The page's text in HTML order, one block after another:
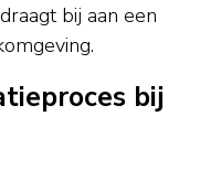
bij aan een
bij